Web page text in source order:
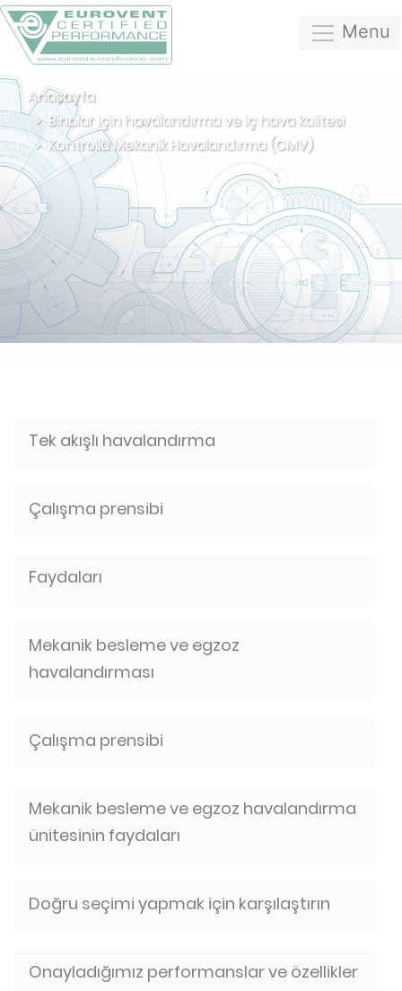
Menu
Anasayfa
Binalar için havalandırma ve iç hava kalitesi
Kontrollü Mekanik Havalandırma (CMV)
Tek akışlı havalandırma
Çalışma prensibi
Faydaları
Mekanik besleme ve egzoz
havalandırması
Çalışma prensibi
Mekanik besleme ve egzoz havalandırma
ünitesinin faydaları
Doğru seçimi yapmak için karşılaştırın
Onayladığımız performanslar ve özellikler